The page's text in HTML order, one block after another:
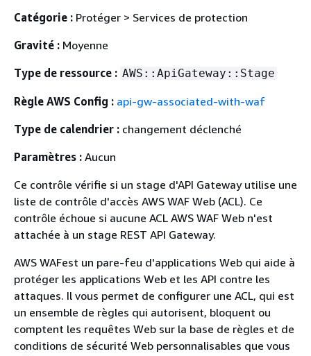
Catégorie : Protéger > Services de protection
Gravité : Moyenne
Type de ressource : AWS::ApiGateway::Stage
Règle AWS Config : api-gw-associated-with-waf
Type de calendrier : changement déclenché
Paramètres : Aucun
Ce contrôle vérifie si un stage d'API Gateway utilise une
liste de contrôle d'accès AWS WAF Web (ACL). Ce
contrôle échoue si aucune ACL AWS WAF Web n'est
attachée à un stage REST API Gateway.
AWS WAFest un pare-feu d'applications Web qui aide à
protéger les applications Web et les API contre les
attaques. Il vous permet de configurer une ACL, qui est
un ensemble de règles qui autorisent, bloquent ou
comptent les requêtes Web sur la base de règles et de
conditions de sécurité Web personnalisables que vous